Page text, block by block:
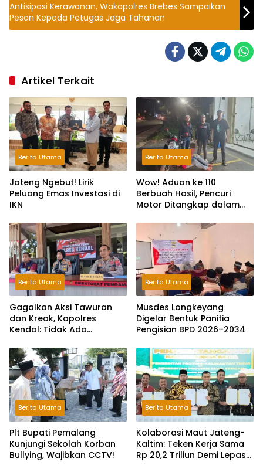
Antisipasi Kerawanan, Wakapolres Brebes Sampaikan
Pesan Kepada Petugas Jaga Tahanan
Artikel Terkait
Berita Utama
Jateng Ngebut! Lirik
Peluang Emas Investasi di
IKN
Berita Utama
Wow! Aduan ke 110
Berbuah Hasil, Pencuri
Motor Ditangkap dalam
Berita Utama
Gagalkan Aksi Tawuran
dan Kreak, Kapolres
Kendal: Tidak Ada
Pelaku Kejahatan Jalanan
Berita Utama
Musdes Longkeyang
Digelar Bentuk Panitia
Pengisian BPD 2026–2034
Berita Utama
Plt Bupati Pemalang
Kunjungi Sekolah Korban
Bullying, Wajibkan CCTV!
Berita Utama
Kolaborasi Maut Jateng-
Kaltim: Teken Kerja Sama
Rp 20,2 Triliun Demi Lepas